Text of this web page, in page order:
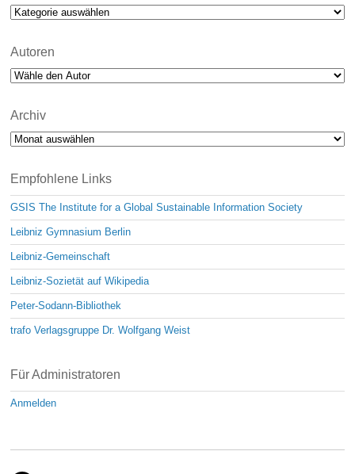
Kategorien
Autoren
Archiv
Archiv
Empfohlene Links
GSIS The Institute for a Global Sustainable Information Society
Leibniz Gymnasium Berlin
Leibniz-Gemeinschaft
Leibniz-Sozietät auf Wikipedia
Peter-Sodann-Bibliothek
trafo Verlagsgruppe Dr. Wolfgang Weist
Für Administratoren
Anmelden